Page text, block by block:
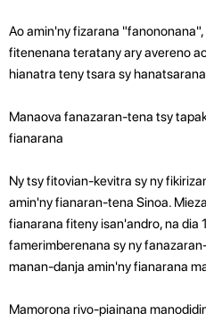
Ao amin'ny fizarana
fitenenana teratany ary avereno
hianatra teny tsara sy
Manaova fanazaran-tena tsy
fianarana
Ny tsy fitovian-kevitra sy ny
amin'ny fianaran-tena Sinoa.
fianarana fiteny isan'andro, na dia
famerimberenana sy ny
manan-danja amin'ny fianarana
Mamorona rivo-piainana